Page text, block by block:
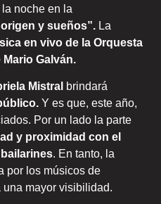
noche en la
y sueños”. La
en vivo de la Orquesta
Galván.
Mistral brindará
Y es que, este año,
Por un lado la parte
y proximidad con el
bailarines. En tanto, la
por los músicos de
una mayor visibilidad.